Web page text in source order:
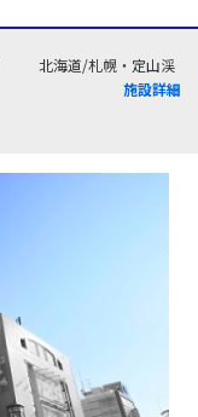
北海道/札幌・定山渓
施設詳細